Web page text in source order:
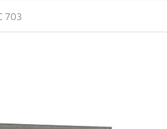
703